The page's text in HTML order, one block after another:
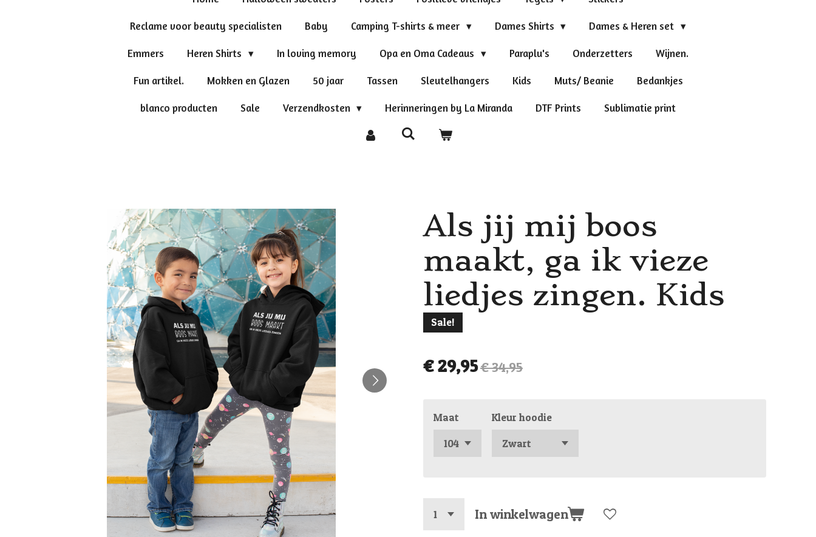
Reclame voor beauty specialisten Baby Camping T-shirts & meer Dames Shirts Dames & Heren set
Emmers Heren Shirts In loving memory Opa en Oma Cadeaus Paraplu's Onderzetters Wijnen.
Fun artikel. Mokken en Glazen 50 jaar Tassen Sleutelhangers Kids Muts/ Beanie Bedankjes
blanco producten Sale Verzendkosten Herinneringen by La Miranda DTF Prints Sublimatie print
Als jij mij boos
maakt, ga ik vieze
liedjes zingen. Kids
Sale!
€ 29,95€ 34,95
Maat Kleur hoodie
In winkelwagen